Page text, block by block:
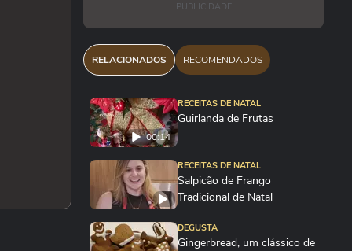
PUBLICIDADE
RELACIONADOS RECOMENDADOS
00:14
RECEITAS DE NATAL
Guirlanda de Frutas
RECEITAS DE NATAL
Salpicão de Frango
Tradicional de Natal
DEGUSTA
Gingerbread, um clássico de